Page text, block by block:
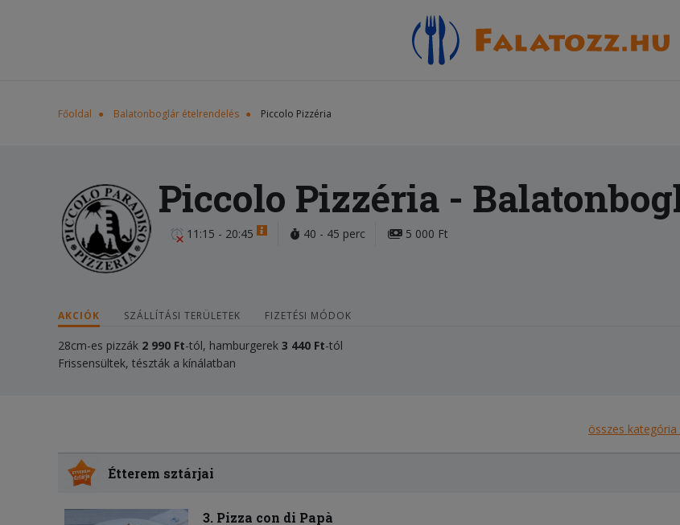
Főoldal Balatonboglár ételrendelés Piccolo Pizzéria
Piccolo Pizzéria -
11:15 - 20:45 40 - 45 perc 5 000 Ft
AKCIÓK SZÁLLÍTÁSI TERÜLETEK FIZETÉSI MÓDOK
28cm-es pizzák 2 990 Ft-tól, hamburgerek 3 440 Ft-tól
Frissensültek, tészták a kínálatban
összes kategória
Étterem sztárjai
3. Pizza con di Papà